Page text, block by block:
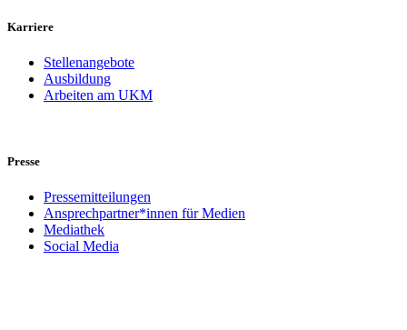
Karriere
Stellenangebote
Ausbildung
Arbeiten am UKM
Presse
Pressemitteilungen
Ansprechpartner*innen für Medien
Mediathek
Social Media